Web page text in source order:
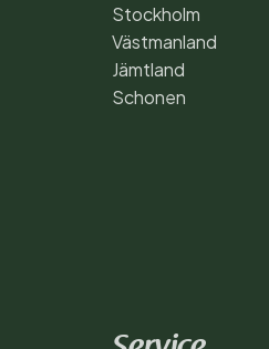
Stockholm
Västmanland
Jämtland
Schonen